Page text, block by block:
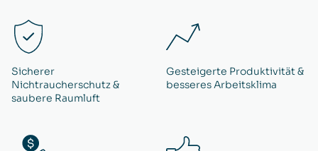
Sicherer
Nichtraucherschutz &
saubere Raumluft
Gesteigerte Produktivität &
besseres Arbeitsklima